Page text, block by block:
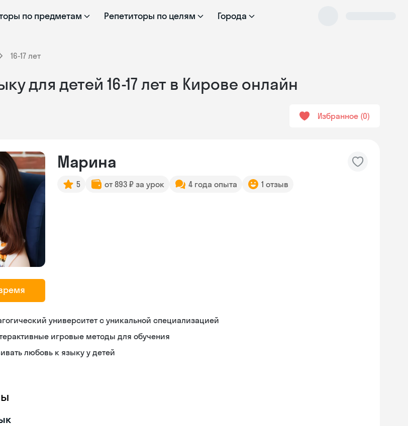
по предметам Репетиторы по целям Города
16-17 лет
для детей 16-17 лет в Кирове онлайн
Избранное 0
Марина
5 от 893 ₽ за урок 4 года опыта 1 отзыв
университет с уникальной специализацией
игровые методы для обучения
любовь к языку у детей